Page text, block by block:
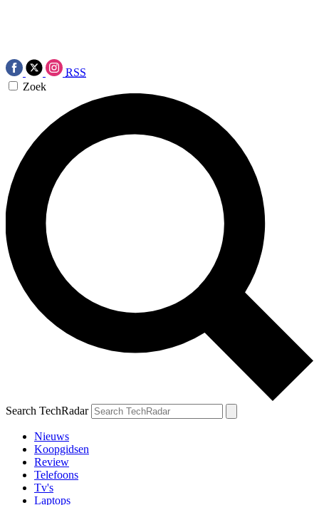
RSS
Zoek
Search TechRadar
Nieuws
Koopgidsen
Review
Telefoons
Tv's
Laptops